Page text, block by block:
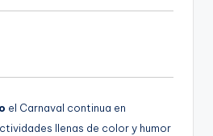
el Carnaval continua en
llenas de color y humor